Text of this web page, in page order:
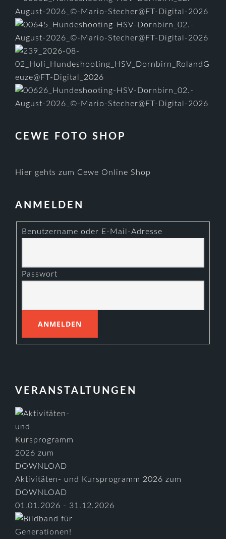
CEWE FOTO SHOP
Hier gehts zum Cewe Online Shop
ANMELDEN
Benutzername oder E-Mail-Adresse
Passwort
VERANSTALTUNGEN
Aktivitäten- und Kursprogramm 2026 zum
DOWNLOAD
01.01.2026 - 31.12.2026